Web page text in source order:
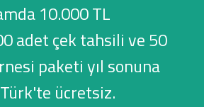
10.000 TL
adet çek tahsili ve 50
paketi yıl sonuna
ücretsiz.